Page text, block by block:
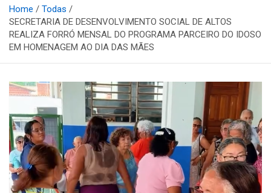
Home
Todas
SECRETARIA DE DESENVOLVIMENTO SOCIAL DE ALTOS
REALIZA FORRÓ MENSAL DO PROGRAMA PARCEIRO DO IDOSO
EM HOMENAGEM AO DIA DAS MÃES